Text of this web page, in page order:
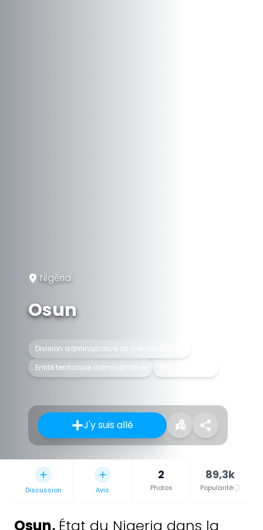
Nigéria
Osun
Division administrative de premier niveau
Entité territoriale administrative
J'y suis allé
Discussion Avis
2
Photos
89,3k
Popularité
Osun, État du Nigeria dans la